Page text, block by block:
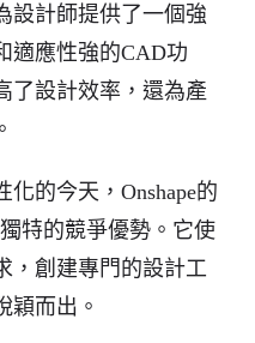
設計師提供了一個強
適應性強的CAD功
了設計效率，還為產
的今天，Onshape的
特的競爭優勢。它使
，創建專門的設計工
穎而出。